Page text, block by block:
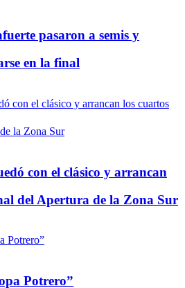
pasaron a semis y
en la final
con el clásico y arrancan
del Apertura de la Zona Sur
Potrero”